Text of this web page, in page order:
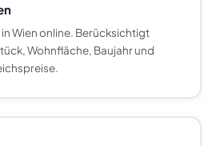
in Wien online. Berücksichtigt
Wohnfläche, Baujahr und